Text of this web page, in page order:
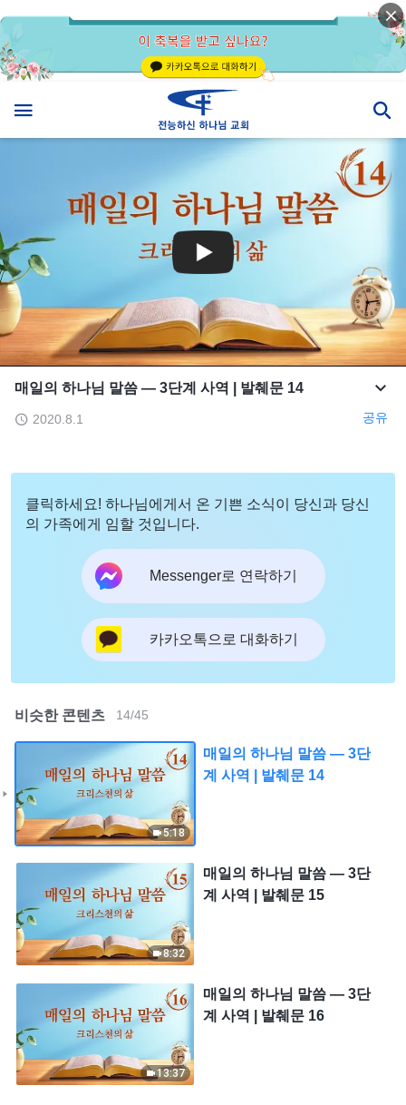
매일의 하나님 말씀 ― 3단계 사역 | 발췌문 14
2020.8.1 공유
클릭하세요! 하나님에게서 온 기쁜 소식이 당신과 당신
의 가족에게 임할 것입니다.
Messenger로 연락하기
카카오톡으로 대화하기
비슷한 콘텐츠 14/45
5:18
매일의 하나님 말씀 ― 3단
계 사역 | 발췌문 14
8:32
매일의 하나님 말씀 ― 3단
계 사역 | 발췌문 15
13:37
매일의 하나님 말씀 ― 3단
계 사역 | 발췌문 16